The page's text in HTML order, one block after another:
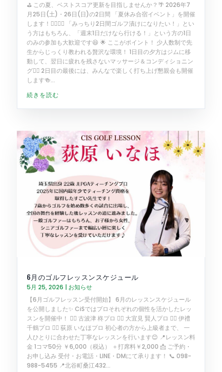
⛳️ この夏、ベストスコア更新を目指しませんか？🌴 2026年7
月25日(土)・26日(日)の2日間 「夏休み合宿イベント」を開催
します！🏌️‍♂️🏌️‍♀️ 「みっちり2日間ゴルフ漬けになりたい！」とい
う方はもちろん、「週末1日だけなら行ける！」という方の1日
のみの参加も大歓迎です😆 🌟 ここがポイント！ 少人数制で先
生からじっくり教われる贅沢な環境！ 1日目の夕方はジムに移
動して、翌日に疲れを残さないマッサージ＆コンディショニン
グ💆‍♀️ 2日目の最後には、みんなで楽しく打ち上げ懇親会も開催
します🍻...
続きを読む
6月のゴルフレッスンスケジュール
5月 25, 2026 | お知らせ
【6月ゴルフレッスン受付開始】 6月のレッスンスケジュール
を公開しました✨ CiSではプロそれぞれの個性を活かしたレッ
スンを開催中！ 🏌️‍♂️ 古波津 柊プロ 🏌️‍♂️ 大宜見 賢人プロ 🏌️‍♀️ 伊禮
千鶴プロ 🏌️‍♀️ 荻原 いなほプロ 初心者の方から上級者まで、 一
人ひとりに合わせた丁寧なレッスンを行います😊 📍レッスン料
金 1コマ50分 ￥6,000（税込） ＋打席料￥2,000 📩 ご予約・
お申し込み 受付・お電話・LINE・DMにて承ります！ 📞 098-
988-5455 📍北谷町桑江432...